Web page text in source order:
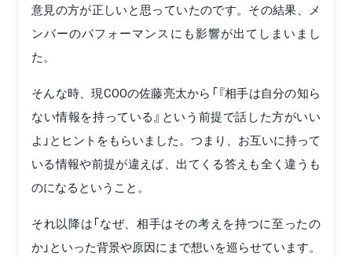
意見の方が正しいと思っていたのです。その結果、メ
ンバーのパフォーマンスにも影響が出てしまいまし
た。
そんな時、現COOの佐藤亮太から「『相手は自分の知ら
ない情報を持っている』という前提で話した方がいい
よ」とヒントをもらいました。つまり、お互いに持って
いる情報や前提が違えば、出てくる答えも全く違うも
のになるということ。
それ以降は「なぜ、相手はその考えを持つに至ったの
か」といった背景や原因にまで想いを巡らせています。